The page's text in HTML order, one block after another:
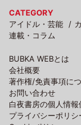
CATEGORY
アイドル・芸能
連載・コラム
BUBKA WEBとは
会社概要
著作権/免責事項に
お問い合わせ
白夜書房の個人情
プライバシーポリシ